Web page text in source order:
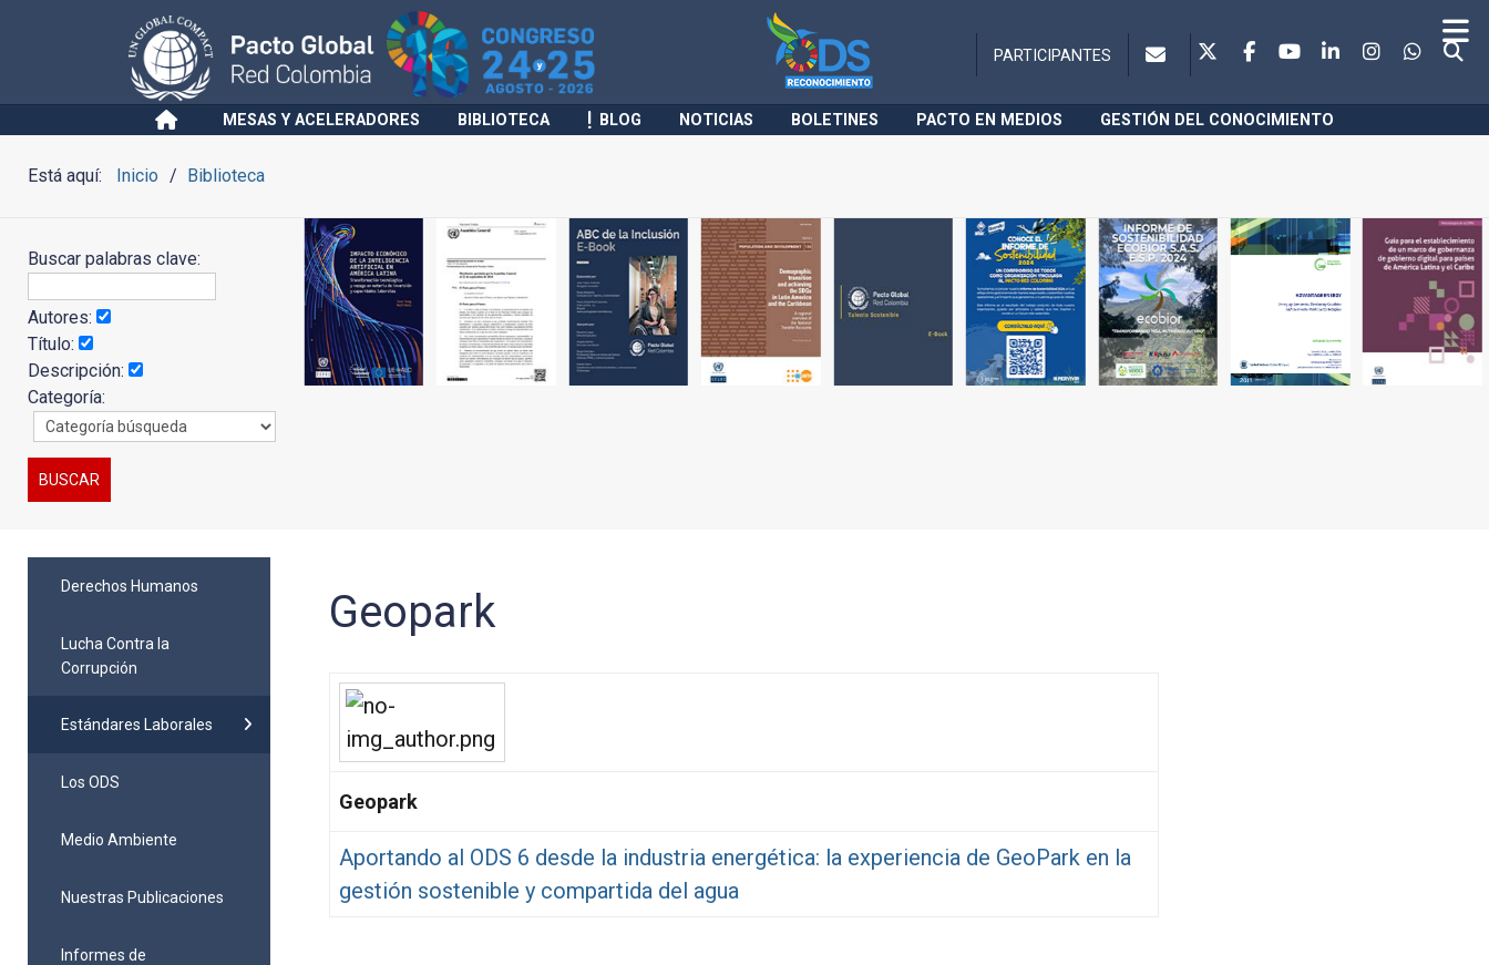
PARTICIPANTES
MESAS Y ACELERADORES BIBLIOTECA BLOG NOTICIAS BOLETINES PACTO EN MEDIOS GESTIÓN DEL CONOCIMIENTO
Está aquí: Inicio Biblioteca
Buscar palabras clave:
Autores:
Título:
Descripción:
Categoría:
Derechos Humanos
Lucha Contra la
Corrupción
Estándares Laborales
Los ODS
Medio Ambiente
Nuestras Publicaciones
Informes de
Geopark
Geopark
Aportando al ODS 6 desde la industria energética: la experiencia de GeoPark en la
gestión sostenible y compartida del agua